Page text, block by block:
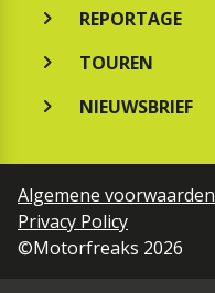
REPORTAGE
TOUREN
NIEUWSBRIEF
Algemene voorwaarden
Privacy Policy
©Motorfreaks 2026